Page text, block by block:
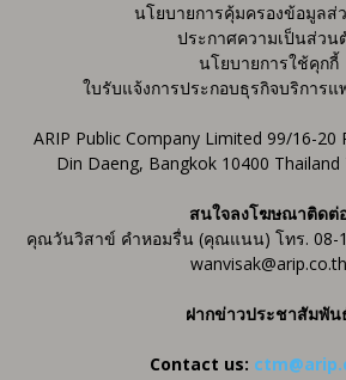
นโยบายการคุ้มครองข้อมูลส่
ประกาศความเป็นส่วน
นโยบายการใช้คุกกี้
ใบรับแจ้งการประกอบธุรกิจบริการ
ARIP Public Company Limited 99/16-20
Din Daeng, Bangkok 10400 Thailand
สนใจลงโฆษณาติดต่
คุณวันวิสาข์ คำหอมรื่น (คุณแนน) โทร. 08-
wanvisak@arip.co.th
ฝากข่าวประชาสัมพัน
Contact us: